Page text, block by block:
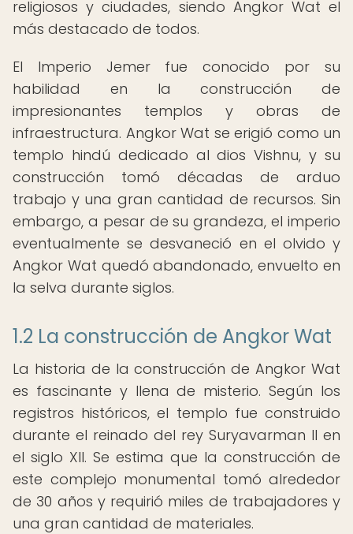
religiosos y ciudades, siendo Angkor Wat el
más destacado de todos.
El Imperio Jemer fue conocido por su
habilidad en la construcción de
impresionantes templos y obras de
infraestructura. Angkor Wat se erigió como un
templo hindú dedicado al dios Vishnu, y su
construcción tomó décadas de arduo
trabajo y una gran cantidad de recursos. Sin
embargo, a pesar de su grandeza, el imperio
eventualmente se desvaneció en el olvido y
Angkor Wat quedó abandonado, envuelto en
la selva durante siglos.
1.2 La construcción de Angkor Wat
La historia de la construcción de Angkor Wat
es fascinante y llena de misterio. Según los
registros históricos, el templo fue construido
durante el reinado del rey Suryavarman II en
el siglo XII. Se estima que la construcción de
este complejo monumental tomó alrededor
de 30 años y requirió miles de trabajadores y
una gran cantidad de materiales.